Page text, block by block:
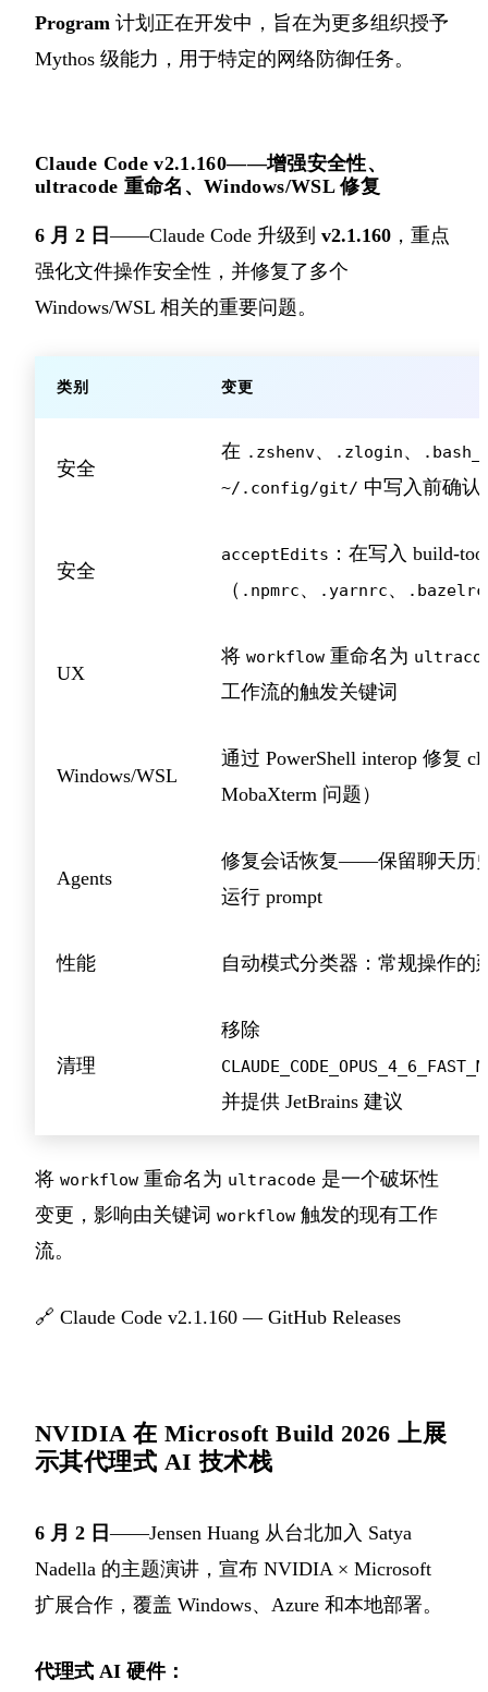
Program 计划正在开发中，旨在为更多组织授予
Mythos 级能力，用于特定的网络防御任务。
Claude Code v2.1.160——增强安全性、
ultracode 重命名、Windows/WSL 修复
6 月 2 日——Claude Code 升级到 v2.1.160 ，重点
强化文件操作安全性，并修复了多个
Windows/WSL 相关的重要问题。
类别 变更
安全
在 .zshenv、 .zlogin、
~/.config/git/ 中写入前确认
安全
acceptEdits ：在写入 build-
（ .npmrc、 .yarnrc、 .bazelrc
UX
将 workflow 重命名为
工作流的触发关键词
Windows/WSL
通过 PowerShell interop 修复
MobaXterm 问题）
Agents
修复会话恢复——保留聊天历
运行 prompt
性能 自动模式分类器：常规操作的
清理
移除
并提供 JetBrains 建议
将 workflow 重命名为 ultracode 是一个破坏性
变更，影响由关键词 workflow 触发的现有工作
流。
🔗 Claude Code v2.1.160 — GitHub Releases
NVIDIA 在 Microsoft Build 2026 上展
示其代理式 AI 技术栈
6 月 2 日——Jensen Huang 从台北加入 Satya
Nadella 的主题演讲，宣布 NVIDIA × Microsoft
扩展合作，覆盖 Windows、Azure 和本地部署。
代理式 AI 硬件：